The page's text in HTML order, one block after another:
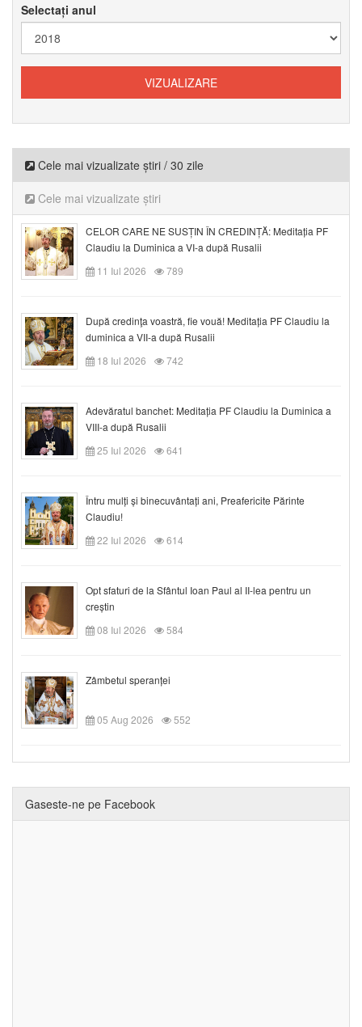
Selectați anul
Cele mai vizualizate știri / 30 zile
Cele mai vizualizate știri
CELOR CARE NE SUSȚIN ÎN CREDINȚĂ: Meditația PF
Claudiu la Duminica a VI-a după Rusalii
11 Iul 2026
789
După credinţa voastră, fie vouă! Meditația PF Claudiu la
duminica a VII-a după Rusalii
18 Iul 2026
742
Adevăratul banchet: Meditația PF Claudiu la Duminica a
VIII-a după Rusalii
25 Iul 2026
641
Întru mulți și binecuvântați ani, Preafericite Părinte
Claudiu!
22 Iul 2026
614
Opt sfaturi de la Sfântul Ioan Paul al II-lea pentru un
creștin
08 Iul 2026
584
Zâmbetul speranței
05 Aug 2026 552
Gaseste-ne pe Facebook